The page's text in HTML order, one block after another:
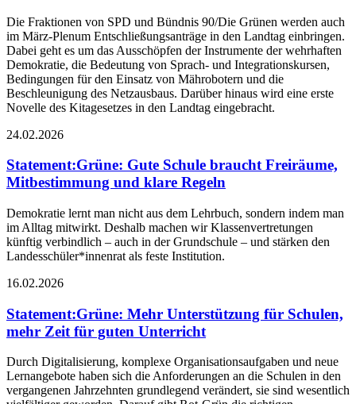
Die Fraktionen von SPD und Bündnis 90/Die Grünen werden auch
im März-Plenum Entschließungsanträge in den Landtag einbringen.
Dabei geht es um das Ausschöpfen der Instrumente der wehrhaften
Demokratie, die Bedeutung von Sprach- und Integrationskursen,
Bedingungen für den Einsatz von Mährobotern und die
Beschleunigung des Netzausbaus. Darüber hinaus wird eine erste
Novelle des Kitagesetzes in den Landtag eingebracht.
24.02.2026
Statement:Grüne: Gute Schule braucht Freiräume,
Mitbestimmung und klare Regeln
Demokratie lernt man nicht aus dem Lehrbuch, sondern indem man
im Alltag mitwirkt. Deshalb machen wir Klassenvertretungen
künftig verbindlich – auch in der Grundschule – und stärken den
Landesschüler*innenrat als feste Institution.
16.02.2026
Statement:Grüne: Mehr Unterstützung für Schulen,
mehr Zeit für guten Unterricht
Durch Digitalisierung, komplexe Organisationsaufgaben und neue
Lernangebote haben sich die Anforderungen an die Schulen in den
vergangenen Jahrzehnten grundlegend verändert, sie sind wesentlich